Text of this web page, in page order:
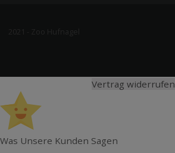
Vertrag widerrufen
Was Unsere Kunden Sagen